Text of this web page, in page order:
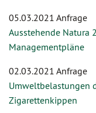
05.03.2021 Anfrage
Ausstehende Natura
Managementpläne
02.03.2021 Anfrage
Umweltbelastungen
Zigarettenkippen